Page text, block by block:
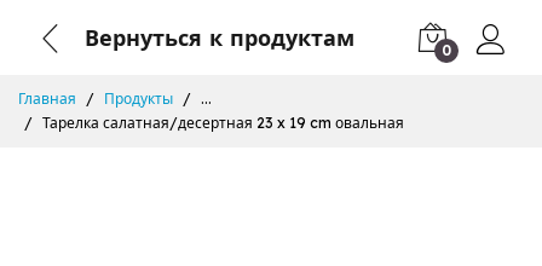
Вернуться к продуктам 0
Главная Продукты
...
Тарелка салатная/десертная 23 x 19 cm овальная